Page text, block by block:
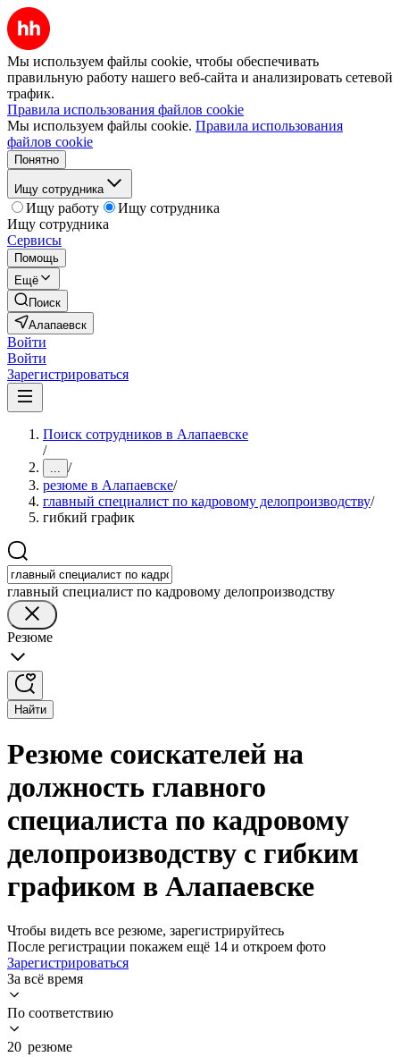
Мы используем файлы cookie, чтобы обеспечивать
правильную работу нашего веб-сайта и анализировать сетевой
трафик.
Правила использования файлов cookie
Мы используем файлы cookie. Правила использования
файлов cookie
Понятно
Ищу сотрудника
Ищу работу
Ищу сотрудника
Ищу сотрудника
Сервисы
Помощь
Ещё
Поиск
Алапаевск
Войти
Войти
Зарегистрироваться
Поиск сотрудников в Алапаевске
/
... /
резюме в Алапаевске/
главный специалист по кадровому делопроизводству/
гибкий график
главный специалист по кадровому делопроизводству
Резюме
Найти
Резюме соискателей на
должность главного
специалиста по кадровому
делопроизводству с гибким
графиком в Алапаевске
Чтобы видеть все резюме, зарегистрируйтесь
После регистрации покажем ещё 14 и откроем фото
Зарегистрироваться
За всё время
По соответствию
20 резюме